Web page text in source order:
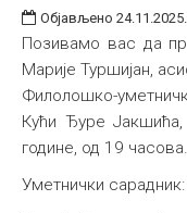
Објављено
Позивамо вас да
Марије Туршијан,
Филолошко-
Кући Ђуре
године, од 19 часова.
Уметнички